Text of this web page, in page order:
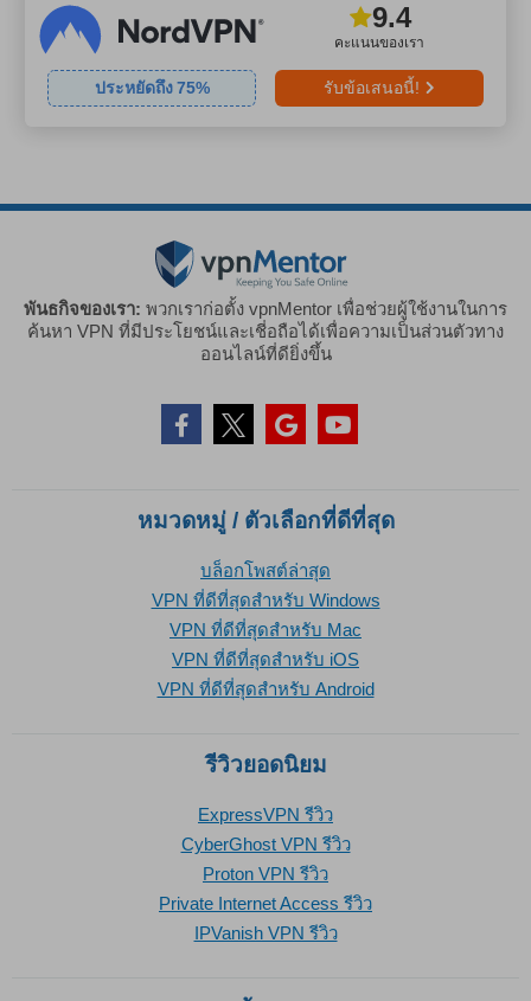
คะแนนของเรา
9.4
ประหยัดถึง 75% รับข้อเสนอนี้!
พันธกิจของเรา: พวกเราก่อตั้ง vpnMentor เพื่อช่วยผู้ใช้งานในการ
ค้นหา VPN ที่มีประโยชน์และเชี่อถือได้เพื่อความเป็นส่วนตัวทาง
ออนไลน์ที่ดียิ่งขึ้น
หมวดหมู่ / ตัวเลือกที่ดีที่สุด
บล็อกโพสต์ล่าสุด
VPN ที่ดีที่สุดสำหรับ Windows
VPN ที่ดีที่สุดสำหรับ Mac
VPN ที่ดีที่สุดสำหรับ iOS
VPN ที่ดีที่สุดสำหรับ Android
รีวิวยอดนิยม
ExpressVPN รีวิว
CyberGhost VPN รีวิว
Proton VPN รีวิว
Private Internet Access รีวิว
IPVanish VPN รีวิว